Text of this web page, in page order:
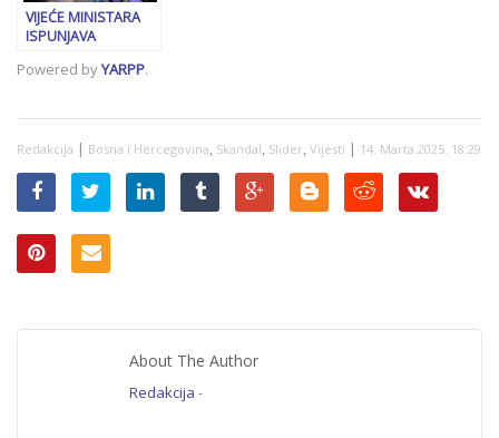
VIJEĆE MINISTARA
ISPUNJAVA
VIŠEGODIŠNJU
BiH i prosljeđuje ih
entitetima!
Powered byYARPP.
Redakcija | Bosna i Hercegovina, Skandal, Slider, Vijesti | 14. Marta 2025. 18:29
About The Author
Redakcija -